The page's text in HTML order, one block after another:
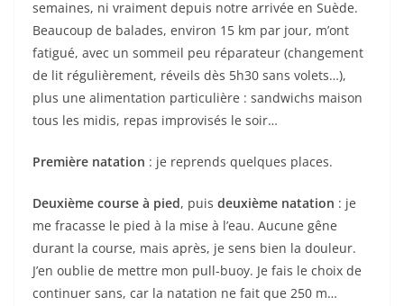
semaines, ni vraiment depuis notre arrivée en Suède.
Beaucoup de balades, environ 15 km par jour, m’ont
fatigué, avec un sommeil peu réparateur (changement
de lit régulièrement, réveils dès 5h30 sans volets…),
plus une alimentation particulière : sandwichs maison
tous les midis, repas improvisés le soir…
Première natation : je reprends quelques places.
Deuxième course à pied, puis deuxième natation : je
me fracasse le pied à la mise à l’eau. Aucune gêne
durant la course, mais après, je sens bien la douleur.
J’en oublie de mettre mon pull-buoy. Je fais le choix de
continuer sans, car la natation ne fait que 250 m…